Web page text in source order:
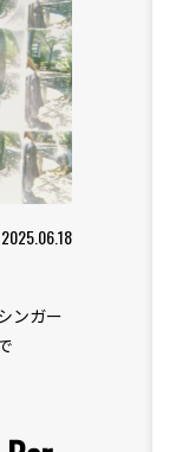
2025.06.18
ンガー